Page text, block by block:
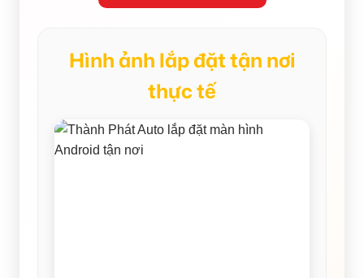
Hình ảnh lắp đặt tận nơi
thực tế